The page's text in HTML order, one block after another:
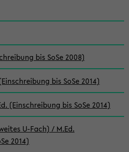
bis SoSe 2008)
bis SoSe 2014)
(Einschreibung bis SoSe 2014)
U-Fach) / M.Ed.
2014)